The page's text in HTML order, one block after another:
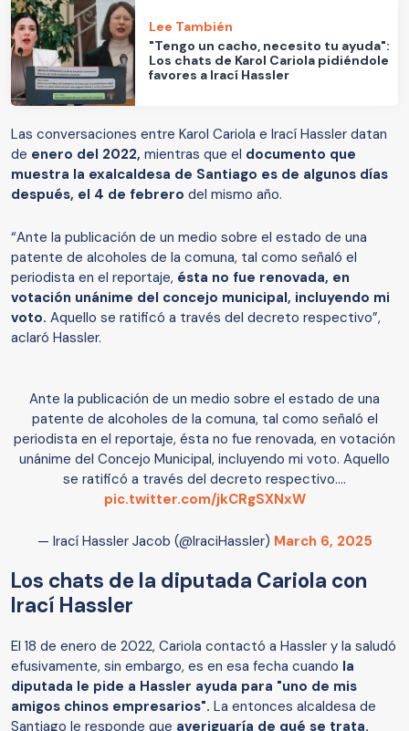
Lee También
"Tengo un cacho, necesito tu ayuda":
Los chats de Karol Cariola pidiéndole
favores a Irací Hassler
Las conversaciones entre Karol Cariola e Irací Hassler datan
de enero del 2022, mientras que el documento que
muestra la exalcaldesa de Santiago es de algunos días
después, el 4 de febrero del mismo año.
“Ante la publicación de un medio sobre el estado de una
patente de alcoholes de la comuna, tal como señaló el
periodista en el reportaje, ésta no fue renovada, en
votación unánime del concejo municipal, incluyendo mi
voto. Aquello se ratificó a través del decreto respectivo”,
aclaró Hassler.
Ante la publicación de un medio sobre el estado de una
patente de alcoholes de la comuna, tal como señaló el
periodista en el reportaje, ésta no fue renovada, en votación
unánime del Concejo Municipal, incluyendo mi voto. Aquello
se ratificó a través del decreto respectivo.…
pic.twitter.com/jkCRgSXNxW
— Irací Hassler Jacob (@IraciHassler) March 6, 2025
Los chats de la diputada Cariola con
Irací Hassler
El 18 de enero de 2022, Cariola contactó a Hassler y la saludó
efusivamente, sin embargo, es en esa fecha cuando la
diputada le pide a Hassler ayuda para "uno de mis
amigos chinos empresarios". La entonces alcaldesa de
Santiago le responde que averiguaría de qué se trata.